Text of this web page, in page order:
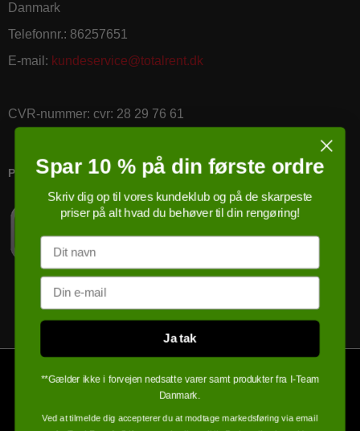
Danmark
Telefonnr.: 86257651
E-mail : kundeservice@totalrent.dk
CVR-nummer: cvr: 28 29 76 61
PRICERUNNER KØBSGARANTI
Spar 10 % på din første ordre
Skriv dig op til vores kundeklub og på de skarpeste
priser på alt hvad du behøver til din rengøring!
Navn
Email
Ja tak
**Gælder ikke i forvejen nedsatte varer samt produkter fra I-Team
Danmark.
Ved at tilmelde dig accepterer du at modtage markedsføring via email